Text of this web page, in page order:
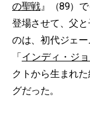
の聖戦』（89）
登場させて、父
のは、初代ジェー
「インディ・ジ
クトから生まれ
グだった。